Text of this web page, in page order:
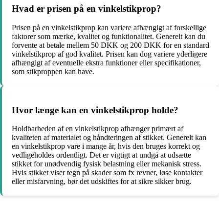
Hvad er prisen på en vinkelstikprop?
Prisen på en vinkelstikprop kan variere afhængigt af forskellige
faktorer som mærke, kvalitet og funktionalitet. Generelt kan du
forvente at betale mellem 50 DKK og 200 DKK for en standard
vinkelstikprop af god kvalitet. Prisen kan dog variere yderligere
afhængigt af eventuelle ekstra funktioner eller specifikationer,
som stikproppen kan have.
Hvor længe kan en vinkelstikprop holde?
Holdbarheden af en vinkelstikprop afhænger primært af
kvaliteten af materialet og håndteringen af stikket. Generelt kan
en vinkelstikprop vare i mange år, hvis den bruges korrekt og
vedligeholdes ordentligt. Det er vigtigt at undgå at udsætte
stikket for unødvendig fysisk belastning eller mekanisk stress.
Hvis stikket viser tegn på skader som fx revner, løse kontakter
eller misfarvning, bør det udskiftes for at sikre sikker brug.